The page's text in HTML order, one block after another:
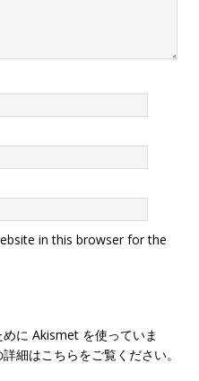
in this browser for the
に Akismet を使っていま
細はこちらをご覧ください。